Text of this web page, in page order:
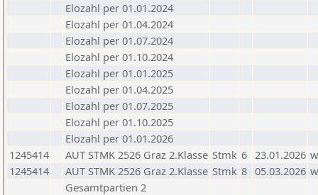
Elozahl per 01.01.2024
Elozahl per 01.04.2024
Elozahl per 01.07.2024
Elozahl per 01.10.2024
Elozahl per 01.01.2025
Elozahl per 01.04.2025
Elozahl per 01.07.2025
Elozahl per 01.10.2025
Elozahl per 01.01.2026
1245414
AUT STMK 2526 Graz 2.Klasse Stmk 6 23.01.2026 w
1245414
AUT STMK 2526 Graz 2.Klasse Stmk 8 05.03.2026 w
Gesamtpartien 2